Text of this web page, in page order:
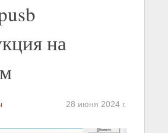
на
28 июня 2024 г.